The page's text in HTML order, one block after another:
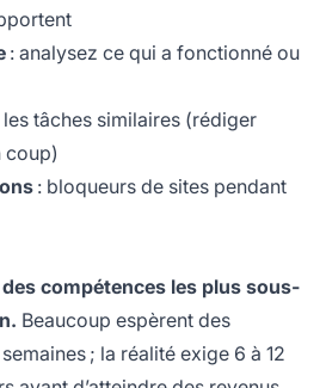
: analysez ce qui a fonctionné ou
tâches similaires (rédiger
coup)
: bloqueurs de sites pendant
des compétences les plus sous-
Beaucoup espèrent des
; la réalité exige 6 à 12